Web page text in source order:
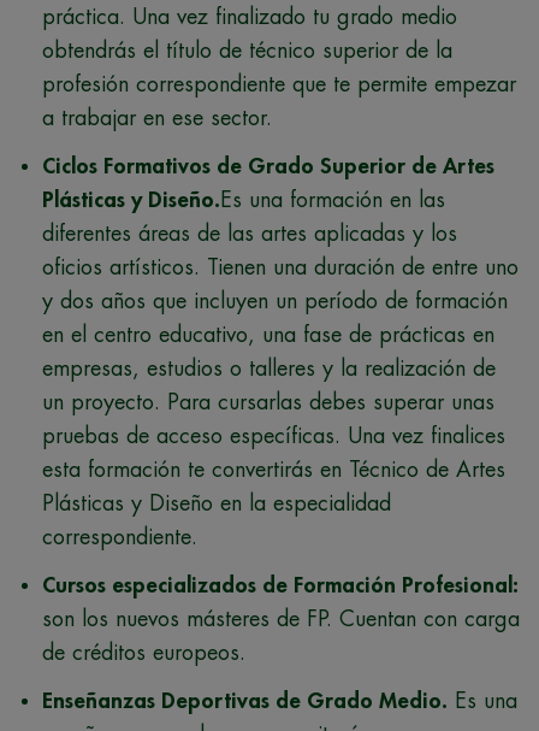
práctica. Una vez finalizado tu grado medio
obtendrás el título de técnico superior de la
profesión correspondiente que te permite empezar
a trabajar en ese sector.
Ciclos Formativos de Grado Superior de Artes
Plásticas y Diseño. Es una formación en las
diferentes áreas de las artes aplicadas y los
oficios artísticos. Tienen una duración de entre uno
y dos años que incluyen un período de formación
en el centro educativo, una fase de prácticas en
empresas, estudios o talleres y la realización de
un proyecto. Para cursarlas debes superar unas
pruebas de acceso específicas. Una vez finalices
esta formación te convertirás en Técnico de Artes
Plásticas y Diseño en la especialidad
correspondiente.
Cursos especializados de Formación Profesional:
son los nuevos másteres de FP. Cuentan con carga
de créditos europeos.
Enseñanzas Deportivas de Grado Medio. Es una